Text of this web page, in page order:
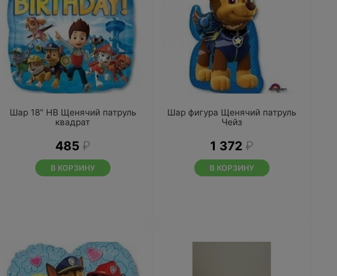
Шар 18" HB Щенячий патруль
квадрат
485 ₽
В КОРЗИНУ
Шар фигура Щенячий патруль
Чейз
1 372 ₽
В КОРЗИНУ